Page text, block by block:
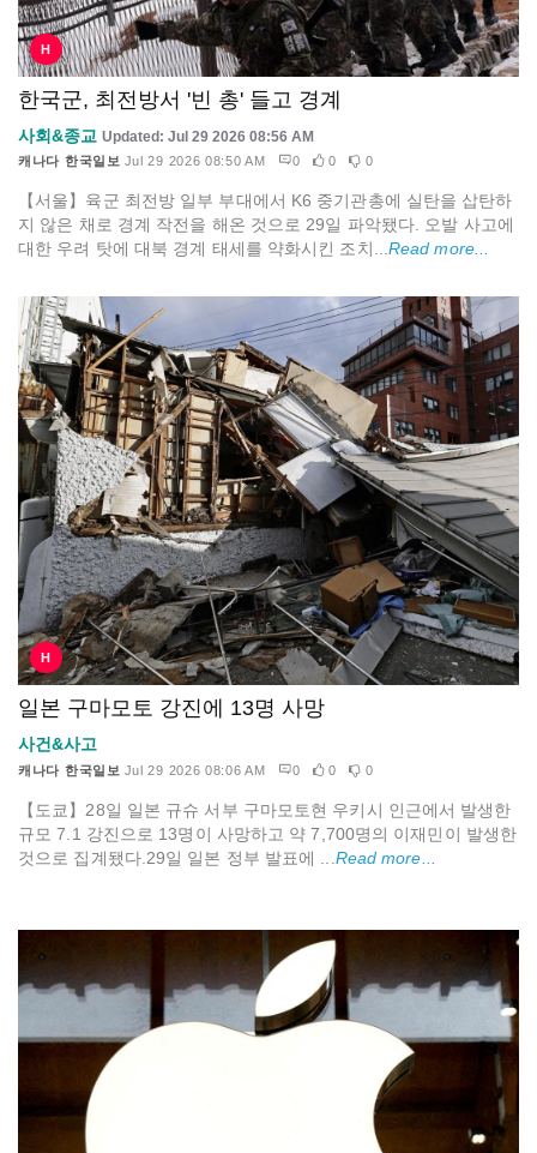
H
한국군, 최전방서 '빈 총' 들고 경계
사회&종교 Updated: Jul 29 2026 08:56 AM
캐나다 한국일보 Jul 29 2026 08:50 AM 0 0 0
【서울】육군 최전방 일부 부대에서 K6 중기관총에 실탄을 삽탄하
지 않은 채로 경계 작전을 해온 것으로 29일 파악됐다. 오발 사고에
대한 우려 탓에 대북 경계 태세를 약화시킨 조치...Read more...
H
일본 구마모토 강진에 13명 사망
사건&사고
캐나다 한국일보 Jul 29 2026 08:06 AM 0 0 0
【도쿄】28일 일본 규슈 서부 구마모토현 우키시 인근에서 발생한
규모 7.1 강진으로 13명이 사망하고 약 7,700명의 이재민이 발생한
것으로 집계됐다.29일 일본 정부 발표에 ... Read more...